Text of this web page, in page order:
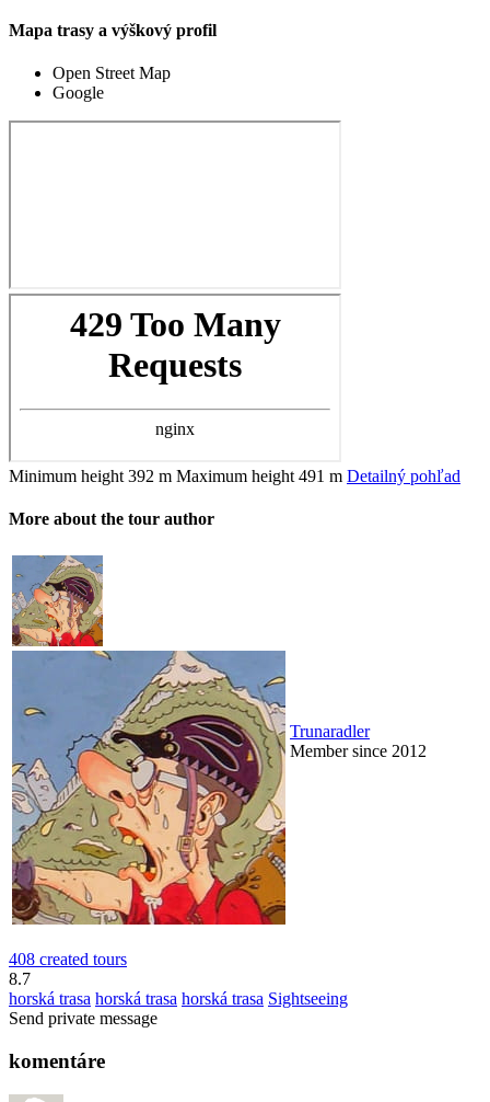
Mapa trasy a výškový profil
Open Street Map
Google
Minimum height 392 m Maximum height 491 m Detailný pohľad
More about the tour author
Trunaradler
Member since 2012
408 created tours
8.7
horská trasa horská trasa horská trasa Sightseeing
Send private message
komentáre